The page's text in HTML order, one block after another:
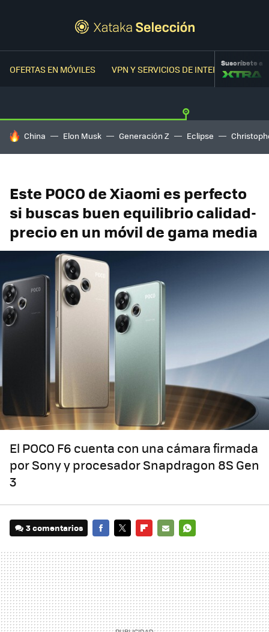
OFERTAS EN MÓVILES VPN Y SERVICIOS DE INTERNETSuscríbete a
HOY SE HABLA DE
China Elon Musk Generación Z Eclipse
Este POCO de Xiaomi es perfecto
si buscas buen equilibrio calidad-
precio en un móvil de gama media
El POCO F6 cuenta con una cámara firmada
por Sony y procesador Snapdragon 8S Gen
3
3 comentarios
MAIL